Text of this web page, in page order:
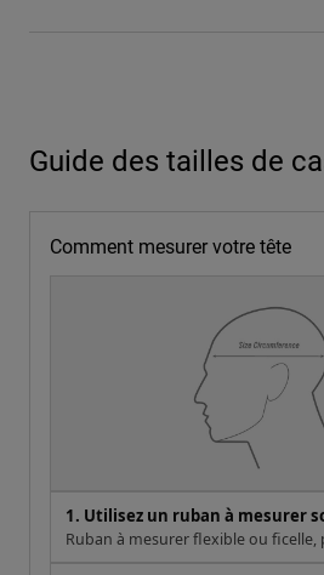
Guide des tailles de
Comment mesurer votre tête
1. Utilisez un ruban à mesurer
Ruban à mesurer flexible ou ficelle,